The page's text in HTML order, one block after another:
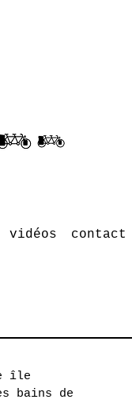
vidéos contact
île
bains de